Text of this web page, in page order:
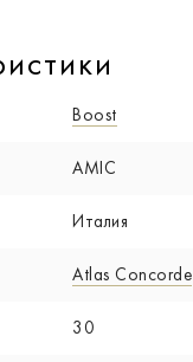
Boost
AMIC
Италия
Atlas Concorde
30